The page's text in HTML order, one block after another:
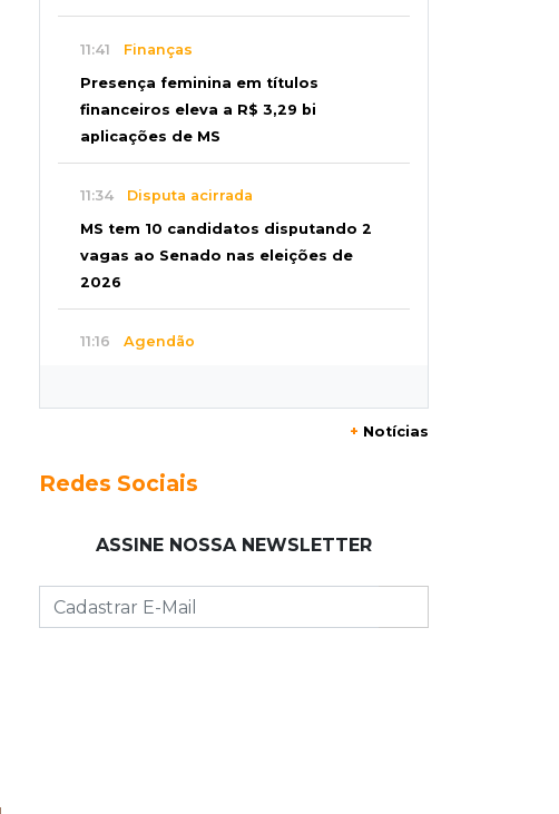
11:41 Finanças
Presença feminina em títulos
financeiros eleva a R$ 3,29 bi
aplicações de MS
11:34 Disputa acirrada
MS tem 10 candidatos disputando 2
vagas ao Senado nas eleições de
2026
11:16 Agendão
Carreta com soja fica destruída após
Motociclista é 2ª morte do dia no
+ Notícias
Redes Sociais
ASSINE NOSSA NEWSLETTER